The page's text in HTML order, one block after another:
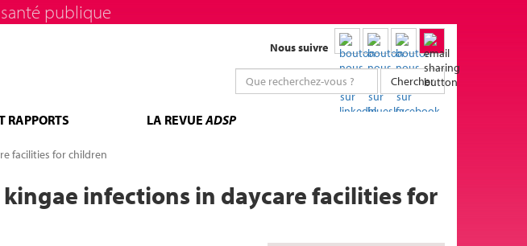
publique
Nous suivre
Chercher
RAPPORTS LA REVUEADSP
facilities for children
infections in daycare facilities for